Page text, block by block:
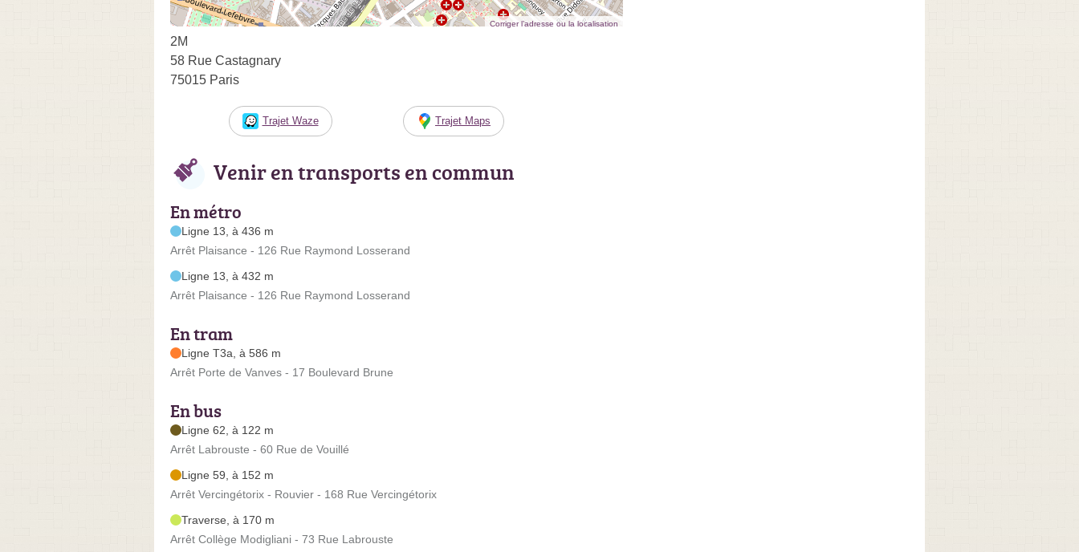
Corriger l’adresse ou la localisation
2M
58 Rue Castagnary
75015 Paris
Trajet Waze Trajet Maps
Venir en transports en commun
En métro
Ligne 13, à 436 m
Arrêt Plaisance - 126 Rue Raymond Losserand
Ligne 13, à 432 m
Arrêt Plaisance - 126 Rue Raymond Losserand
En tram
Ligne T3a, à 586 m
Arrêt Porte de Vanves - 17 Boulevard Brune
En bus
Ligne 62, à 122 m
Arrêt Labrouste - 60 Rue de Vouillé
Ligne 59, à 152 m
Arrêt Vercingétorix - Rouvier - 168 Rue Vercingétorix
Traverse, à 170 m
Arrêt Collège Modigliani - 73 Rue Labrouste